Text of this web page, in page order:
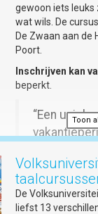
gewoon iets leuks
wat wils. De
De Zwaan aan de
Poort.
Inschrijven kan
beperkt.
“Een
Meer informatie
de
Toon
De
liefst 13